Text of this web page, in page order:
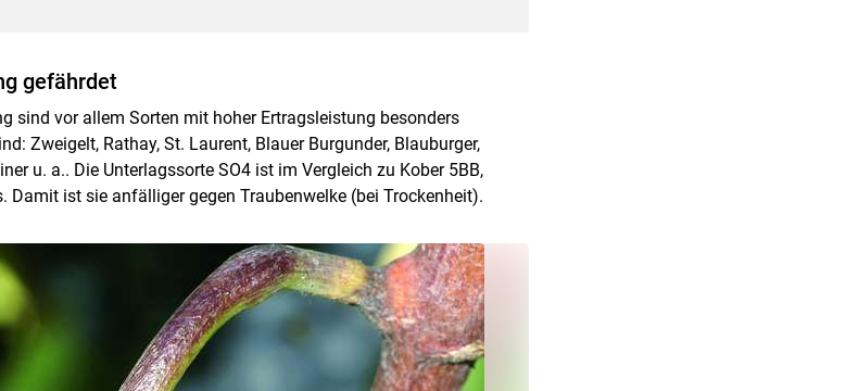
gefährdet
sind vor allem Sorten mit hoher Ertragsleistung besonders
Zweigelt, Rathay, St. Laurent, Blauer Burgunder, Blauburger,
u. a.. Die Unterlagssorte SO4 ist im Vergleich zu Kober 5BB,
Damit ist sie anfälliger gegen Traubenwelke (bei Trockenheit).